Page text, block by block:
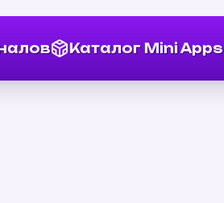
Каталог Mini Apps